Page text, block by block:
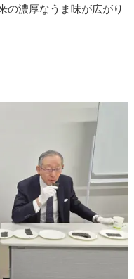
の濃厚なうま味が広がり